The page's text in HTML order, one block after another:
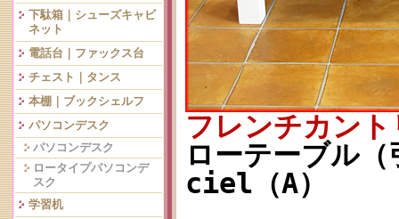
下駄箱｜シューズキャビ
ネット
電話台｜ファックス台
チェスト｜タンス
本棚｜ブックシェルフ
パソコンデスク
パソコンデスク
ロータイプパソコンデ
スク
学習机
フレンチカン
ローテーブル
ciel（A）